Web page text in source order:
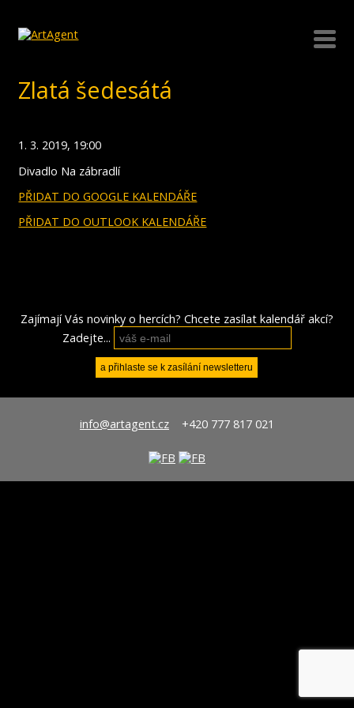
Zlatá šedesátá
1. 3. 2019, 19:00
Divadlo Na zábradlí
PŘIDAT DO GOOGLE KALENDÁŘE
PŘIDAT DO OUTLOOK KALENDÁŘE
Zajímají Vás novinky o hercích? Chcete zasílat kalendář akcí?
Zadejte...
info@artagent.cz+420 777 817 021